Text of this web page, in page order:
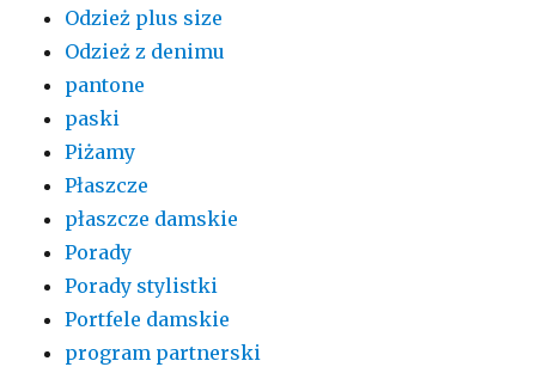
Odzież plus size
Odzież z denimu
pantone
paski
Piżamy
Płaszcze
płaszcze damskie
Porady
Porady stylistki
Portfele damskie
program partnerski